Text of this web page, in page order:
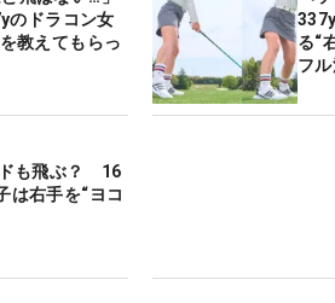
教えてもらっ
る“
フル
も飛ぶ？ 16
は右手を“ヨコ